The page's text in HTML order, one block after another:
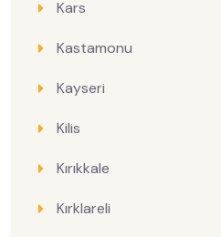
Kars
Kastamonu
Kayseri
Kilis
Kırıkkale
Kırklareli